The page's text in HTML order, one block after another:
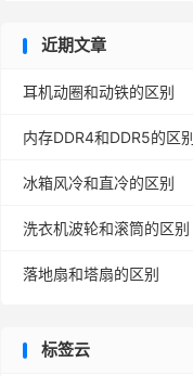
近期文章
耳机动圈和动铁的区别
内存DDR4和DDR5的区
冰箱风冷和直冷的区别
洗衣机波轮和滚筒的区别
落地扇和塔扇的区别
标签云